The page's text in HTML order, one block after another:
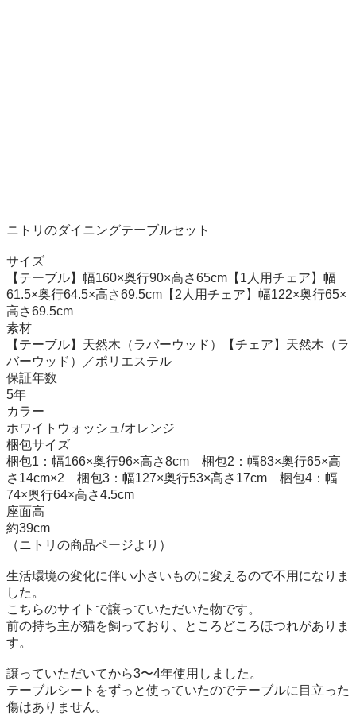
ニトリのダイニングテーブルセット
サイズ
【テーブル】幅160×奥行90×高さ65cm【1人用チェア】幅
61.5×奥行64.5×高さ69.5cm【2人用チェア】幅122×奥行65×
高さ69.5cm
素材
【テーブル】天然木（ラバーウッド）【チェア】天然木（ラ
バーウッド）／ポリエステル
保証年数
5年
カラー
ホワイトウォッシュ/オレンジ
梱包サイズ
梱包1：幅166×奥行96×高さ8cm　梱包2：幅83×奥行65×高
さ14cm×2　梱包3：幅127×奥行53×高さ17cm　梱包4：幅
74×奥行64×高さ4.5cm
座面高
約39cm
（ニトリの商品ページより）
生活環境の変化に伴い小さいものに変えるので不用になりま
した。
こちらのサイトで譲っていただいた物です。
前の持ち主が猫を飼っており、ところどころほつれがありま
す。
譲っていただいてから3〜4年使用しました。
テーブルシートをずっと使っていたのでテーブルに目立った
傷はありません。